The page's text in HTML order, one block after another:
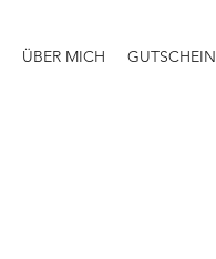
ÜBER MICH GUTSCHEIN